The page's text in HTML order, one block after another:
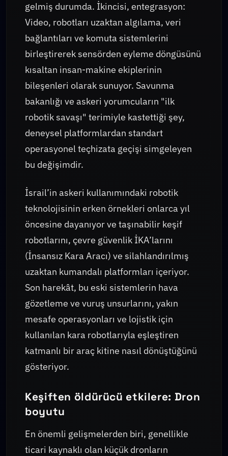
gelmiş durumda. İkincisi, entegrasyon:
Video, robotları uzaktan algılama, veri
bağlantıları ve komuta sistemlerini
birleştirerek sensörden eyleme döngüsünü
kısaltan insan-makine ekiplerinin
bileşenleri olarak sunuyor. Savunma
bakanlığı ve askeri yorumcuların "ilk
robotik savaşı" terimiyle kastettiği şey,
deneysel platformlardan standart
operasyonel teçhizata geçişi simgeleyen
bu değişimdir.
İsrail’in askeri kullanımındaki robotik
teknolojisinin erken örnekleri onlarca yıl
öncesine dayanıyor ve taşınabilir keşif
robotlarını, çevre güvenlik İKA’larını
(İnsansız Kara Aracı) ve silahlandırılmış
uzaktan kumandalı platformları içeriyor.
Son harekât, bu eski sistemlerin hava
gözetleme ve vuruş unsurlarını, yakın
mesafe operasyonları ve lojistik için
kullanılan kara robotlarıyla eşleştiren
katmanlı bir araç kitine nasıl dönüştüğünü
gösteriyor.
Keşiften öldürücü etkilere: Dron
boyutu
En önemli gelişmelerden biri, genellikle
ticari kaynaklı olan küçük dronların